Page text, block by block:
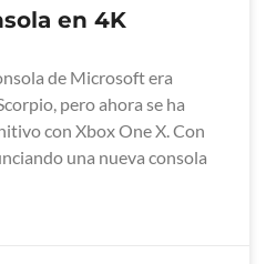
en 4K
de Microsoft era
pero ahora se ha
con Xbox One X. Con
una nueva consola